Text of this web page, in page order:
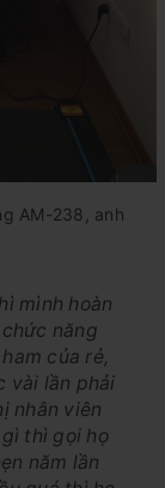
AM-238, anh
mình hoàn
năng
của rẻ,
vài lần phải
nhân viên
thì gọi họ
năm lần